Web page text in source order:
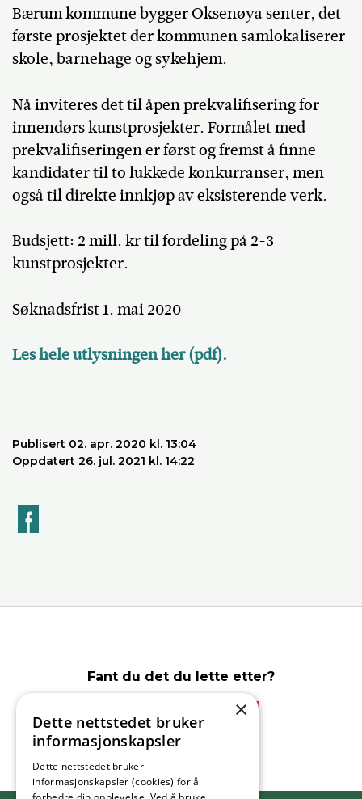
Bærum kommune bygger Oksenøya senter, det
første prosjektet der kommunen samlokaliserer
skole, barnehage og sykehjem.
Nå inviteres det til åpen prekvalifisering for
innendørs kunstprosjekter. Formålet med
prekvalifiseringen er først og fremst å finne
kandidater til to lukkede konkurranser, men
også til direkte innkjøp av eksisterende verk.
Budsjett: 2 mill. kr til fordeling på 2-3
kunstprosjekter.
Søknadsfrist 1. mai 2020
Les hele utlysningen her (pdf).
Publisert 02. apr. 2020 kl. 13:04
Oppdatert 26. jul. 2021 kl. 14:22
Fant du det du lette etter?
Ja
×
Dette nettstedet bruker
informasjonskapsler
Dette nettstedet bruker
informasjonskapsler (cookies) for å